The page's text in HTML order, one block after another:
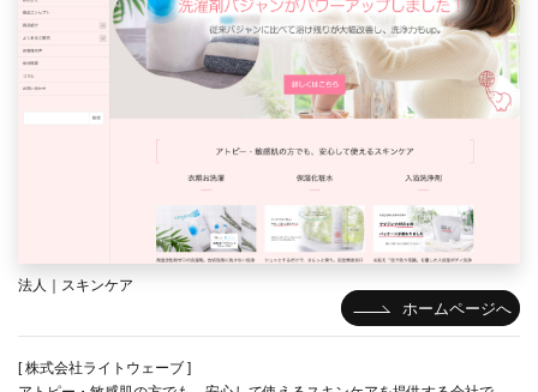
ホームページへ
法人｜スキンケア
[ 株式会社ライトウェーブ ]